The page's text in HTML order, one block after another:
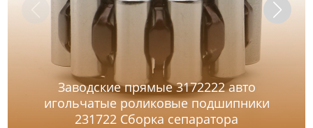
Заводские прямые 3172222 авто
игольчатые роликовые подшипники
231722 Сборка сепаратора